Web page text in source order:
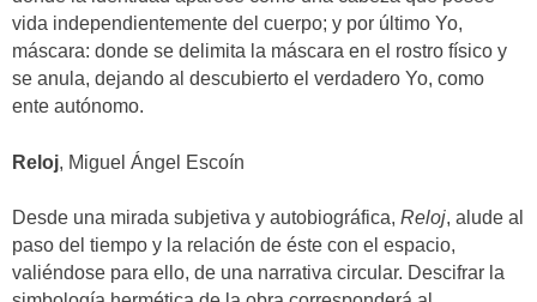
vida independientemente del cuerpo; y por último Yo,
máscara: donde se delimita la máscara en el rostro físico y
se anula, dejando al descubierto el verdadero Yo, como
ente autónomo.
Reloj, Miguel Ángel Escoín
Desde una mirada subjetiva y autobiográfica, Reloj, alude al
paso del tiempo y la relación de éste con el espacio,
valiéndose para ello, de una narrativa circular. Descifrar la